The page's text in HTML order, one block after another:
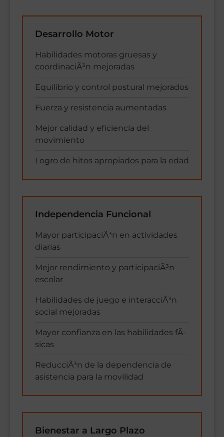
Desarrollo Motor
Habilidades motoras gruesas y
coordinaciÃ³n mejoradas
Equilibrio y control postural mejorados
Fuerza y resistencia aumentadas
Mejor calidad y eficiencia del
movimiento
Logro de hitos apropiados para la edad
Independencia Funcional
Mayor participaciÃ³n en actividades
diarias
Mejor rendimiento y participaciÃ³n
escolar
Habilidades de juego e interacciÃ³n
social mejoradas
Mayor confianza en las habilidades fÃ­
sicas
ReducciÃ³n de la dependencia de
asistencia para la movilidad
Bienestar a Largo Plazo